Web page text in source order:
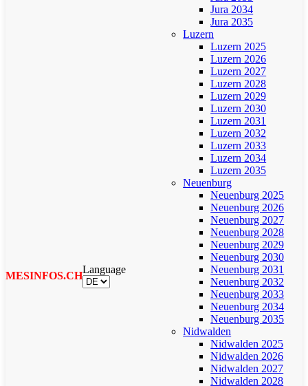
MESINFOS.CH
Language
Jura 2034
Jura 2035
Luzern
Luzern 2025
Luzern 2026
Luzern 2027
Luzern 2028
Luzern 2029
Luzern 2030
Luzern 2031
Luzern 2032
Luzern 2033
Luzern 2034
Luzern 2035
Neuenburg
Neuenburg 2025
Neuenburg 2026
Neuenburg 2027
Neuenburg 2028
Neuenburg 2029
Neuenburg 2030
Neuenburg 2031
Neuenburg 2032
Neuenburg 2033
Neuenburg 2034
Neuenburg 2035
Nidwalden
Nidwalden 2025
Nidwalden 2026
Nidwalden 2027
Nidwalden 2028